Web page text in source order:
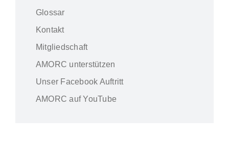
Glossar
Kontakt
Mitgliedschaft
AMORC unterstützen
Unser Facebook Auftritt
AMORC auf YouTube